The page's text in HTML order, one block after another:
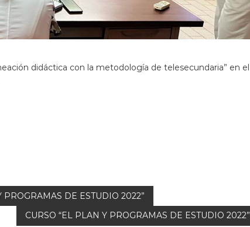
didáctica con la metodología de telesecundaria” en el
DE ESTUDIO 2022”
CURSO “EL PLAN Y PROGRAMAS DE ESTUDIO 2022”